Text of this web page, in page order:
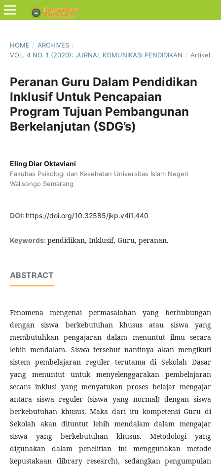
HOME / ARCHIVES /
VOL. 4 NO. 1 (2020): JURNAL KOMUNIKASI PENDIDIKAN / Artikel
Peranan Guru Dalam Pendidikan
Inklusif Untuk Pencapaian
Program Tujuan Pembangunan
Berkelanjutan (SDG’s)
Eling Diar Oktaviani
Fakultas Psikologi dan Kesehatan Universitas Islam Negeri
Walisongo Semarang
DOI: https://doi.org/10.32585/jkp.v4i1.440
Keywords: pendidikan, Inklusif, Guru, peranan.
ABSTRACT
Fenomena mengenai permasalahan yang berhubungan
dengan siswa berkebutuhan khusus atau siswa yang
membutuhkan pengajaran dalam menuntut ilmu secara
lebih mendalam. Siswa tersebut nantinya akan mengikuti
sistem pembelajaran reguler terutama di Sekolah Dasar
yang menuntut untuk menyelenggarakan pembelajaran
secara inklusi yang menyatukan proses belajar mengajar
antara siswa reguler (siswa yang normal) dengan siswa
berkebutuhan khusus. Maka dari itu kompetensi Guru di
Sekolah akan dituntut lebih mendalam dalam mengajar
siswa yang berkebutuhan khusus. Metodologi yang
digunakan dalam penelitian ini menggunakan metode
kepustakaan (library research), sedangkan pengumpulan